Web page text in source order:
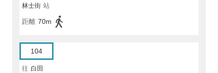
林士街 站
距離 70m
104
往 白田